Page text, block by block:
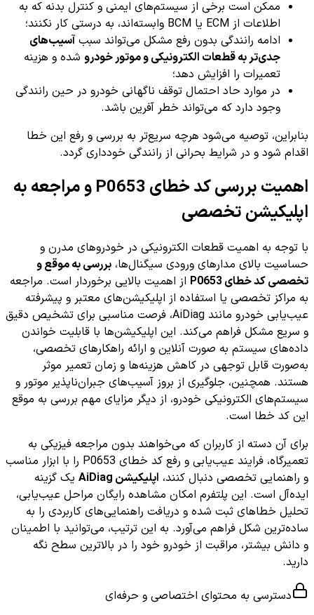
ممکن است برخی از سیستم‌های ایمنی و کنترل بدنه که به
اطلاعات از ECM یا BCM وابسته‌اند، به درستی کار نکنند؛
ادامه رانندگی بدون رفع مشکل می‌تواند سبب آسیب‌های
جدی‌تر به قطعات الکترونیکی و موتور خودرو شده و هزینه
تعمیرات را افزایش دهد؛
در موارد حاد احتمال توقف ناگهانی خودرو در حین رانندگی
وجود دارد که می‌تواند خطر آفرین باشد.
بنابراین، توصیه می‌شود هرچه سریع‌تر به بررسی و رفع این خطا
اقدام شود و در شرایط بحرانی از رانندگی خودداری گردد.
اهمیت بررسی کد خطای P0653 و مراجعه به
اپلیکیشن تخصصی
با توجه به اهمیت قطعات الکترونیکی در خودروهای مدرن و
حساسیت بالای مدارهای ورودی سیگنال‌ها، بررسی به موقع و
تخصصی کد خطای P0653
از اهمیت بالایی برخوردار است. مراجعه
به مراکز تخصصی یا استفاده از اپلیکیشن‌های معتبر و پیشرفته
عیب‌یابی خودرو مانند AiDiag، فرصت مناسبی برای تشخیص دقیق
و سریع مشکل فراهم می‌کند. این اپلیکیشن‌ها با قابلیت خواندن
داده‌های سیستم به صورت آنلاین و ارائه راهکارهای تخصصی،
به‌صورت قابل توجهی در کاهش هزینه‌ها و زمان تعمیر موثر
هستند. همچنین، جلوگیری از بروز آسیب‌های جبران‌ناپذیر موتور و
سیستم‌های الکترونیکی خودرو، از دیگر مزایای مهم بررسی به موقع
این کد خطا است.
برای آن دسته از کاربران که می‌خواهند بدون مراجعه فیزیکی به
تعمیرگاه، فرایند عیب‌یابی و رفع کد خطای P0653 را با ابزار مناسب
و راهنمایی تخصصی دنبال کنند، اپلیکیشن AiDiag
یک گزینه
ایده‌آل است. این پلتفرم امکان مشاهده رایگان مراحل عیب‌یابی،
تحلیل خطاهای ثبت شده و دریافت راهنمایی‌های کاربردی را به
ساده‌ترین شکل فراهم می‌آورد. به این ترتیب، می‌توانید با اطمینان
و دانش بیشتر، مراقبت از خودرو خود را در بالاترین سطح نگه
دارید.
دسترسی به محتوای اختصاصی و حرفه‌ای